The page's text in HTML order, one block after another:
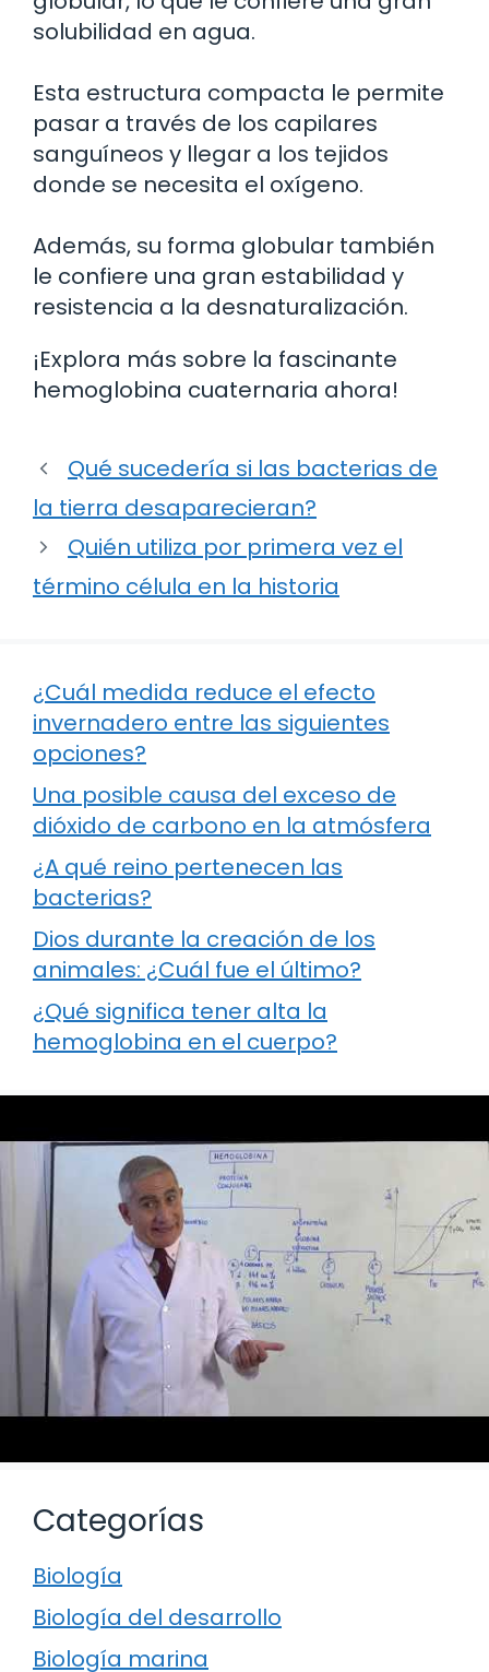
solubilidad en agua.
Esta estructura compacta le permite
pasar a través de los capilares
sanguíneos y llegar a los tejidos
donde se necesita el oxígeno.
Además, su forma globular también
le confiere una gran estabilidad y
resistencia a la desnaturalización.
¡Explora más sobre la fascinante
hemoglobina cuaternaria ahora!
Qué sucedería si las bacterias de
la tierra desaparecieran?
Quién utiliza por primera vez el
término célula en la historia
¿Cuál medida reduce el efecto
invernadero entre las siguientes
opciones?
Una posible causa del exceso de
dióxido de carbono en la atmósfera
¿A qué reino pertenecen las
bacterias?
Dios durante la creación de los
animales: ¿Cuál fue el último?
¿Qué significa tener alta la
hemoglobina en el cuerpo?
Categorías
Biología
Biología del desarrollo
Biología marina